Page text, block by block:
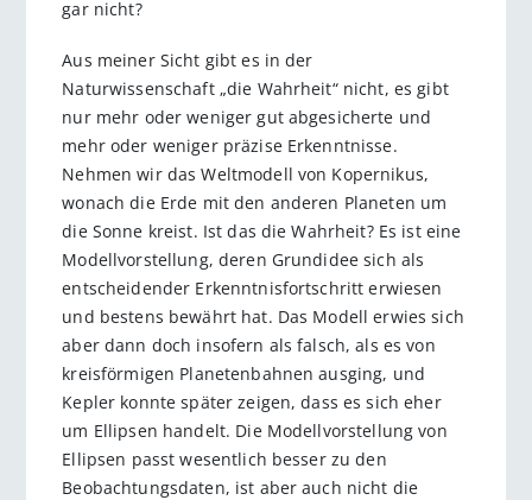
gar nicht?
Aus meiner Sicht gibt es in der
Naturwissenschaft „die Wahrheit“ nicht, es gibt
nur mehr oder weniger gut abgesicherte und
mehr oder weniger präzise Erkenntnisse.
Nehmen wir das Weltmodell von Kopernikus,
wonach die Erde mit den anderen Planeten um
die Sonne kreist. Ist das die Wahrheit? Es ist eine
Modellvorstellung, deren Grundidee sich als
entscheidender Erkenntnisfortschritt erwiesen
und bestens bewährt hat. Das Modell erwies sich
aber dann doch insofern als falsch, als es von
kreisförmigen Planetenbahnen ausging, und
Kepler konnte später zeigen, dass es sich eher
um Ellipsen handelt. Die Modellvorstellung von
Ellipsen passt wesentlich besser zu den
Beobachtungsdaten, ist aber auch nicht die